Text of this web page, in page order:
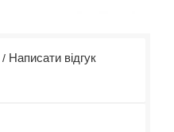
/ Написати відгук